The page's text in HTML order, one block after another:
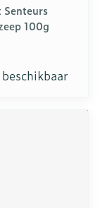
Senteurs
100g